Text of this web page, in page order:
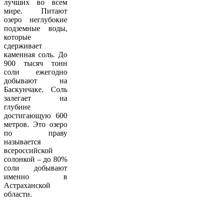
лучших во всем
мире. Питают
озеро неглубокие
подземные воды,
которые
сдерживает
каменная соль. До
900 тысяч тонн
соли ежегодно
добывают на
Баскунчаке. Соль
залегает на
глубине
достигающую 600
метров. Это озеро
по праву
называется
всероссийской
солонкой – до 80%
соли добывают
именно в
Астраханской
области.